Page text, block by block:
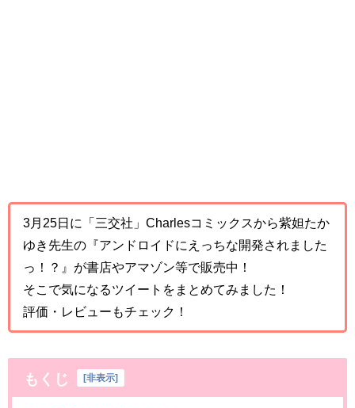
3月25日に「三交社」Charlesコミックスから紫妲たか
ゆき先生の『アンドロイドにえっちな開発されました
っ！？』が書店やアマゾン等で販売中！
そこで気になるツイートをまとめてみました！
評価・レビューもチェック！
もくじ [非表示]